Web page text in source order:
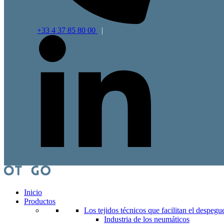
+33 4 37 85 80 00 |
Inicio
Productos
Los tejidos técnicos que facilitan el
Industria de los neumáticos